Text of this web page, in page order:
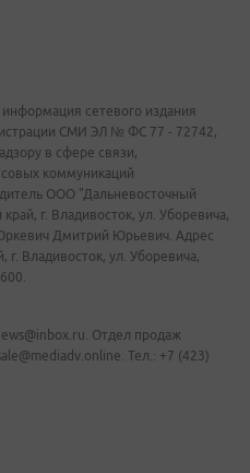
сетевого издания
СМИ ЭЛ № ФС 77 - 72742,
в сфере связи,
коммуникаций
ООО "Дальневосточный
г. Владивосток, ул. Уборевича,
Дмитрий Юрьевич. Адрес
г. Владивосток, ул. Уборевича,
Отдел продаж
Тел.: +7 (423)